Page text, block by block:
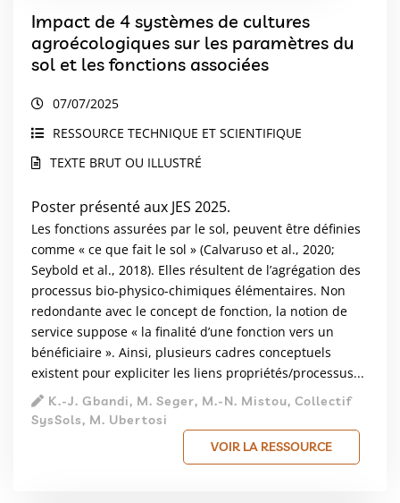
Impact de 4 systèmes de cultures
agroécologiques sur les paramètres du
sol et les fonctions associées
07/07/2025
RESSOURCE TECHNIQUE ET SCIENTIFIQUE
TEXTE BRUT OU ILLUSTRÉ
Poster présenté aux JES 2025.
Les fonctions assurées par le sol, peuvent être définies
comme « ce que fait le sol » (Calvaruso et al., 2020;
Seybold et al., 2018). Elles résultent de l’agrégation des
processus bio-physico-chimiques élémentaires. Non
redondante avec le concept de fonction, la notion de
service suppose « la finalité d’une fonction vers un
bénéficiaire ». Ainsi, plusieurs cadres conceptuels
existent pour expliciter les liens propriétés/processus...
K.-J. Gbandi, M. Seger, M.-N. Mistou, Collectif
SysSols, M. Ubertosi
VOIR LA RESSOURCE